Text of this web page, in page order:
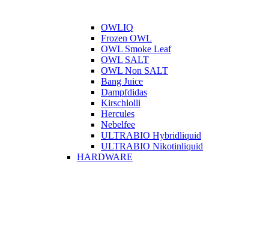
OWLIQ
Frozen OWL
OWL Smoke Leaf
OWL SALT
OWL Non SALT
Bang Juice
Dampfdidas
Kirschlolli
Hercules
Nebelfee
ULTRABIO Hybridliquid
ULTRABIO Nikotinliquid
HARDWARE